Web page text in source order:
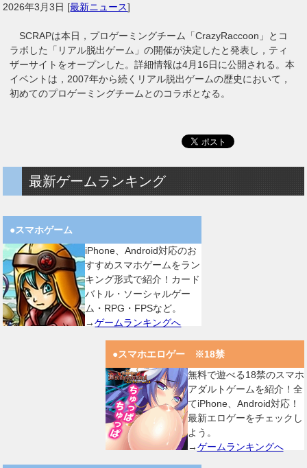
2026年3月3日 [最新ニュース]
SCRAPは本日，プロゲーミングチーム「CrazyRaccoon」とコ
ラボした「リアル脱出ゲーム」の開催が決定したと発表し，ティ
ザーサイトをオープンした。詳細情報は4月16日に公開される。本
イベントは，2007年から続くリアル脱出ゲームの歴史において，
初めてのプロゲーミングチームとのコラボとなる。
最新ゲームランキング
●スマホゲーム
iPhone、Android対応のお
すすめスマホゲームをラン
キング形式で紹介！カード
バトル・ソーシャルゲー
ム・RPG・FPSなど。
→ゲームランキングへ
●スマホエロゲー ※18禁
無料で遊べる18禁のスマホ
アダルトゲームを紹介！全
てiPhone、Android対応！
最新エロゲーをチェックし
よう。
→ゲームランキングへ